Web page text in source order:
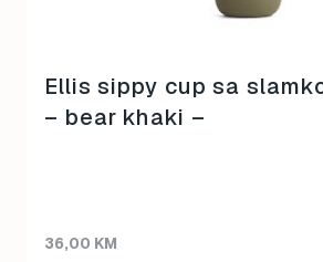
Ellis sippy cup sa
– bear khaki –
36,00 KM